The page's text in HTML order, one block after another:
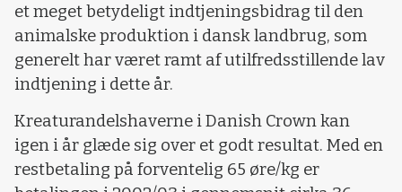
et meget betydeligt indtjeningsbidrag til den
animalske produktion i dansk landbrug, som
generelt har været ramt af utilfredsstillende lav
indtjening i dette år.
Kreaturandelshaverne i Danish Crown kan
igen i år glæde sig over et godt resultat. Med en
restbetaling på forventelig 65 øre/kg er